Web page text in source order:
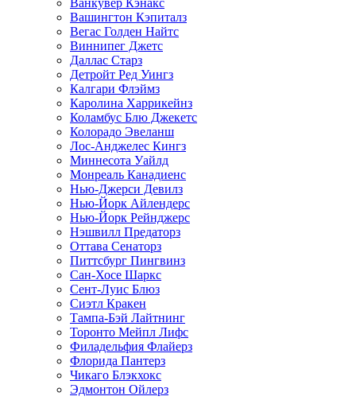
Ванкувер Кэнакс
Вашингтон Кэпиталз
Вегас Голден Найтс
Виннипег Джетс
Даллас Старз
Детройт Ред Уингз
Калгари Флэймз
Каролина Харрикейнз
Коламбус Блю Джекетс
Колорадо Эвеланш
Лос-Анджелес Кингз
Миннесота Уайлд
Монреаль Канадиенс
Нью-Джерси Девилз
Нью-Йорк Айлендерс
Нью-Йорк Рейнджерс
Нэшвилл Предаторз
Оттава Сенаторз
Питтсбург Пингвинз
Сан-Хосе Шаркс
Сент-Луис Блюз
Сиэтл Кракен
Тампа-Бэй Лайтнинг
Торонто Мейпл Лифс
Филадельфия Флайерз
Флорида Пантерз
Чикаго Блэкхокс
Эдмонтон Ойлерз